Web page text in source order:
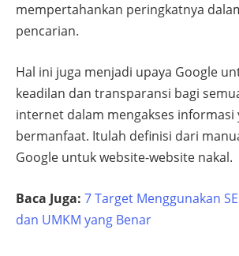
mempertahankan peringkatnya
pencarian.
Hal ini juga menjadi upaya Google
keadilan dan transparansi bagi
internet dalam mengakses informasi
bermanfaat. Itulah definisi dari
Google untuk website-website nakal.
Baca Juga: 7 Target Menggunakan
dan UMKM yang Benar